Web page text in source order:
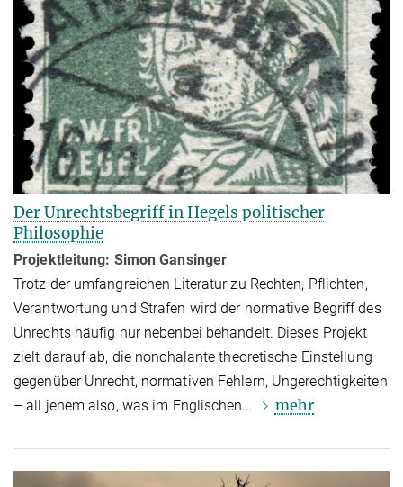
Der Unrechtsbegriff in Hegels politischer
Philosophie
Projektleitung: Simon Gansinger
Trotz der umfangreichen Literatur zu Rechten, Pflichten,
Verantwortung und Strafen wird der normative Begriff des
Unrechts häufig nur nebenbei behandelt. Dieses Projekt
zielt darauf ab, die nonchalante theoretische Einstellung
gegenüber Unrecht, normativen Fehlern, Ungerechtigkeiten
– all jenem also, was im Englischen…
mehr